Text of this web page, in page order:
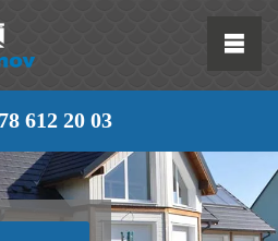
612 20 03